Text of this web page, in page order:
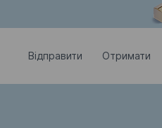
Відправити Отримати